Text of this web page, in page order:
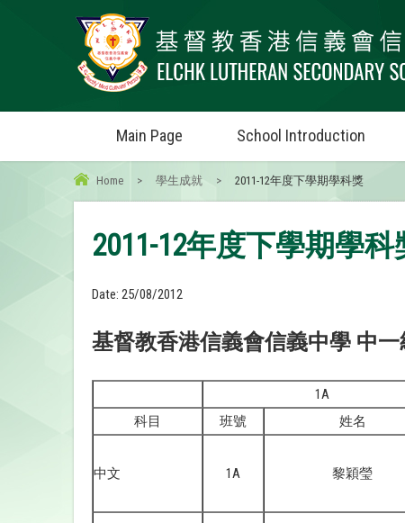
Main Page School Introduction
Home > 學生成就 > 2011-12年度下學期學科獎
2011-12年度下學期學科
Date: 25/08/2012
基督教香港信義會信義中學 中
1A
科目
班號 姓名
中文 1A 黎穎瑩